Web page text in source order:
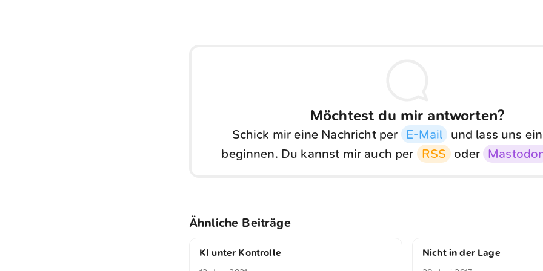
Möchtest du mir antworten?
Schick mir eine Nachricht per E-Mail
und lass uns
beginnen. Du kannst mir auch per
RSS oder
Ähnliche Beiträge
KI unter Kontrolle Nicht in der Lage